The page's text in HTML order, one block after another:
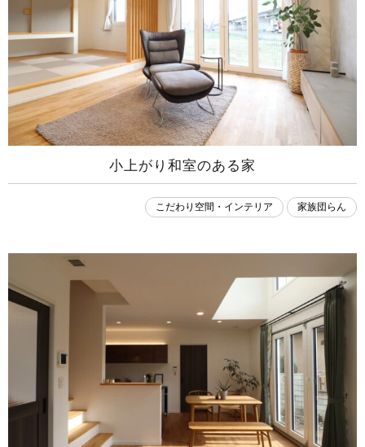
小上がり和室のある家
こだわり空間・インテリア 家族団らん